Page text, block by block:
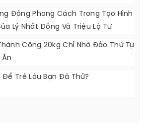
Đồng Phong Cách Trong Tạo Hình
Lý Nhất Đồng Và Triệu Lộ Tư
Công 20kg Chỉ Nhờ Đảo Thứ Tự
Để Trẻ Lâu Bạn Đã Thử?